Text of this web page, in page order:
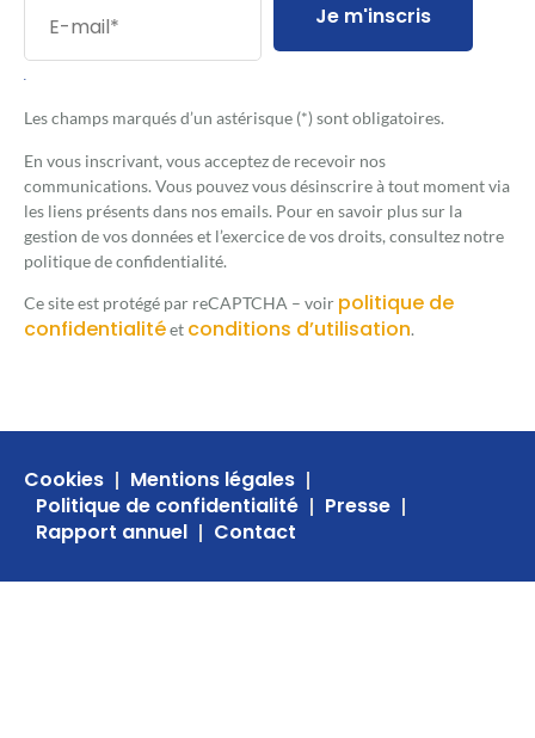
Je m'inscris
.
Les champs marqués d’un astérisque (*) sont obligatoires.
En vous inscrivant, vous acceptez de recevoir nos
communications. Vous pouvez vous désinscrire à tout moment via
les liens présents dans nos emails. Pour en savoir plus sur la
gestion de vos données et l’exercice de vos droits, consultez notre
politique de confidentialité.
Ce site est protégé par reCAPTCHA – voir politique de
confidentialitéet conditions d’utilisation.
Cookies
Mentions légales
Politique de confidentialité
Presse
Rapport annuel
Contact